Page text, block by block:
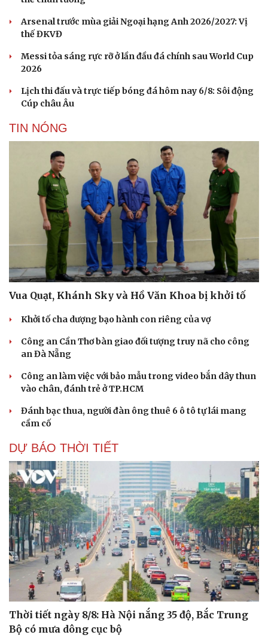
Tư vấn
Săn Tour
Câu chuyện thời sự
Đọc truyện đêm khuya
Kể chuyện cho bé
Arsenal trước mùa giải Ngoại hạng Anh 2026/2027: Vị
thế ĐKVĐ
Messi tỏa sáng rực rỡ ở lần đầu đá chính sau World Cup
2026
Lịch thi đấu và trực tiếp bóng đá hôm nay 6/8: Sôi động
Cúp châu Âu
TIN NÓNG
Vua Quạt, Khánh Sky và Hồ Văn Khoa bị khởi tố
Khởi tố cha dượng bạo hành con riêng của vợ
Công an Cần Thơ bàn giao đối tượng truy nã cho công
an Đà Nẵng
Công an làm việc với bảo mẫu trong video bắn dây thun
vào chân, đánh trẻ ở TP.HCM
Đánh bạc thua, người đàn ông thuê 6 ô tô tự lái mang
cầm cố
DỰ BÁO THỜI TIẾT
Thời tiết ngày 8/8: Hà Nội nắng 35 độ, Bắc Trung
Bộ có mưa dông cục bộ